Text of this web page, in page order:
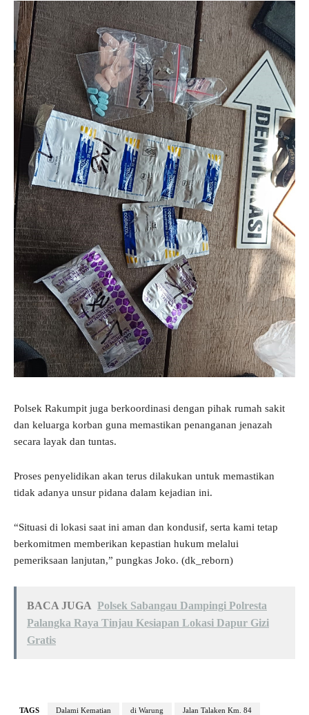
Polsek Rakumpit juga berkoordinasi dengan pihak rumah sakit
dan keluarga korban guna memastikan penanganan jenazah
secara layak dan tuntas.
Proses penyelidikan akan terus dilakukan untuk memastikan
tidak adanya unsur pidana dalam kejadian ini.
“Situasi di lokasi saat ini aman dan kondusif, serta kami tetap
berkomitmen memberikan kepastian hukum melalui
pemeriksaan lanjutan,” pungkas Joko. (dk_reborn)
BACA JUGA Polsek Sabangau Dampingi Polresta
Palangka Raya Tinjau Kesiapan Lokasi Dapur Gizi
Gratis
TAGS Dalami Kematian di Warung Jalan Talaken Km. 84